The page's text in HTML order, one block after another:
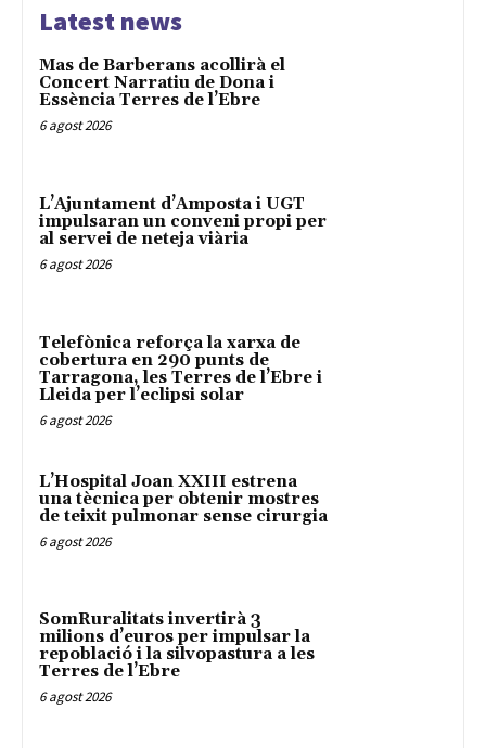
Latest news
Mas de Barberans acollirà el
Concert Narratiu de Dona i
Essència Terres de l’Ebre
6 agost 2026
L’Ajuntament d’Amposta i UGT
impulsaran un conveni propi per
al servei de neteja viària
6 agost 2026
Telefònica reforça la xarxa de
cobertura en 290 punts de
Tarragona, les Terres de l’Ebre i
Lleida per l’eclipsi solar
6 agost 2026
L’Hospital Joan XXIII estrena
una tècnica per obtenir mostres
de teixit pulmonar sense cirurgia
6 agost 2026
SomRuralitats invertirà 3
milions d’euros per impulsar la
repoblació i la silvopastura a les
Terres de l’Ebre
6 agost 2026